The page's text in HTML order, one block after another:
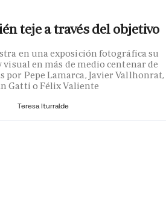
teje a través del objetivo
en una exposición fotográfica su
en más de medio centenar de
por Pepe Lamarca, Javier Vallhonrat,
Gatti o Félix Valiente
Teresa Iturralde